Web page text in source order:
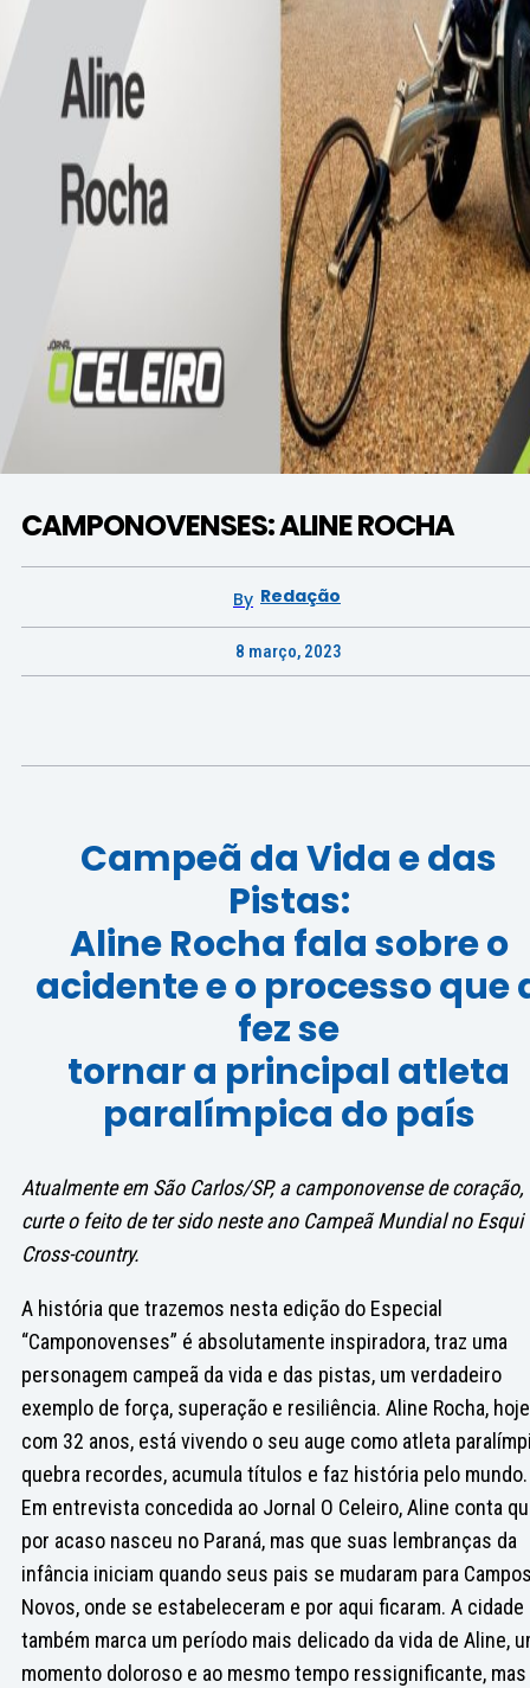
CAMPONOVENSES: ALINE ROCHA
By Redação
8 março, 2023
Campeã da Vida e das
Pistas:
Aline Rocha fala sobre o
acidente e o processo que
fez se
tornar a principal atleta
paralímpica do país
Atualmente em São Carlos/SP, a camponovense de coração,
curte o feito de ter sido neste ano Campeã Mundial no Esqui
Cross-country.
A história que trazemos nesta edição do Especial
“Camponovenses” é absolutamente inspiradora, traz uma
personagem campeã da vida e das pistas, um verdadeiro
exemplo de força, superação e resiliência. Aline Rocha, hoje
com 32 anos, está vivendo o seu auge como atleta
quebra recordes, acumula títulos e faz história pelo mundo.
Em entrevista concedida ao Jornal O Celeiro, Aline conta
por acaso nasceu no Paraná, mas que suas lembranças da
infância iniciam quando seus pais se mudaram para
Novos, onde se estabeleceram e por aqui ficaram. A cidade
também marca um período mais delicado da vida de Aline,
momento doloroso e ao mesmo tempo ressignificante, mas